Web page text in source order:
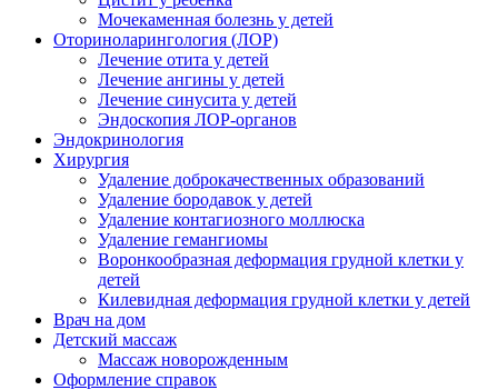
Мочекаменная болезнь у детей
Оториноларингология (ЛОР)
Лечение отита у детей
Лечение ангины у детей
Лечение синусита у детей
Эндоскопия ЛОР-органов
Эндокринология
Хирургия
Удаление доброкачественных образований
Удаление бородавок у детей
Удаление контагиозного моллюска
Удаление гемангиомы
Воронкообразная деформация грудной клетки у
детей
Килевидная деформация грудной клетки у детей
Врач на дом
Детский массаж
Массаж новорожденным
Оформление справок